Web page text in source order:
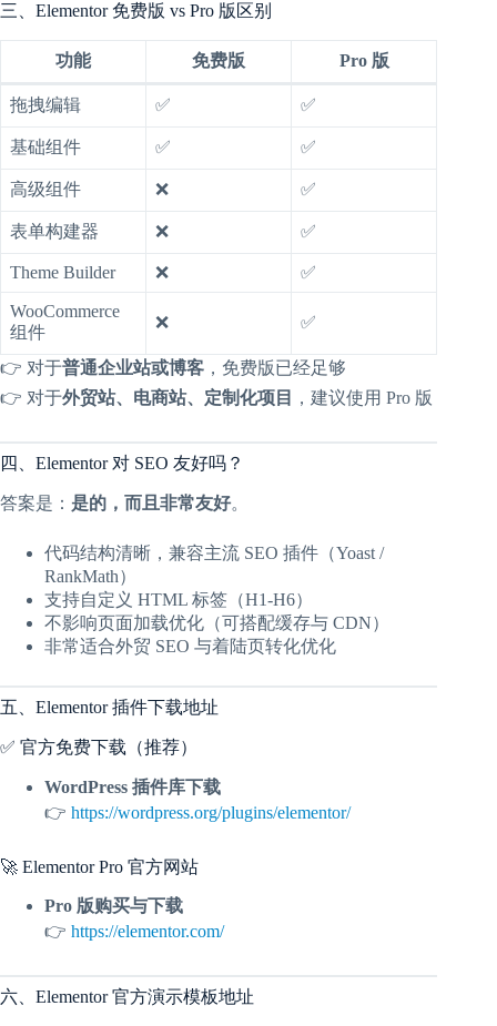
三、Elementor 免费版 vs Pro 版区别
功能 免费版 Pro 版
拖拽编辑 ✅ ✅
基础组件 ✅ ✅
高级组件 ❌ ✅
表单构建器 ❌ ✅
Theme Builder ❌ ✅
WooCommerce
组件
❌ ✅
👉 对于普通企业站或博客 ，免费版已经足够
👉 对于外贸站、电商站、定制化项目 ，建议使用 Pro 版
四、Elementor 对 SEO 友好吗？
答案是： 是的，而且非常友好。
代码结构清晰，兼容主流 SEO 插件（Yoast /
RankMath）
支持自定义 HTML 标签（H1-H6）
不影响页面加载优化（可搭配缓存与 CDN）
非常适合外贸 SEO 与着陆页转化优化
五、Elementor 插件下载地址
✅ 官方免费下载（推荐）
WordPress 插件库下载
👉 https://wordpress.org/plugins/elementor/
🚀 Elementor Pro 官方网站
Pro 版购买与下载
👉 https://elementor.com/
六、Elementor 官方演示模板地址